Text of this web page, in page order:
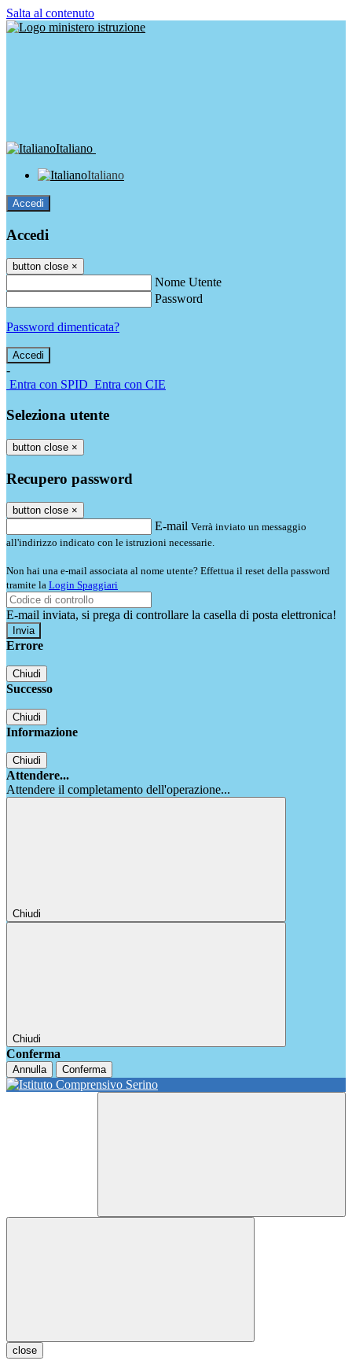
Salta al contenuto
Italiano
Italiano
Accedi
Accedi
button close ×
Nome Utente
Password
Password dimenticata?
-
Entra con SPID Entra con CIE
Seleziona utente
button close ×
Recupero password
button close ×
E-mail Verrà inviato un messaggio
all'indirizzo indicato con le istruzioni necessarie.
Non hai una e-mail associata al nome utente? Effettua il reset della password
tramite la Login Spaggiari
E-mail inviata, si prega di controllare la casella di posta elettronica!
Errore
Chiudi
Successo
Chiudi
Informazione
Chiudi
Attendere...
Attendere il completamento dell'operazione...
Chiudi
Chiudi
Conferma
Annulla Conferma
close